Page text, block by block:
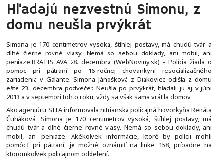
Hľadajú nezvestnú Simonu, z
domu neušla prvýkrát
Simona je 170 centimetrov vysoká, štíhlej postavy, má chudú tvár a
dlhé čierne rovné vlasy. Nemá so sebou doklady, ani mobil, ani
peniaze.BRATISLAVA 28. decembra (WebNoviny.sk) – Polícia žiada o
pomoc pri pátraní po 16-ročnej chovankyni resocializačného
zariadenia v Galante. Simona Jánošková z Diakoviec odišla z domu
ešte 23. decembra podvečer. Neušla po prvýkrát, hľadali ju aj v júni
2013 a v septembri tohto roku, vždy sa však sama vrátila domov.
Ako agentúru SITA informovala nitrianska policajná hovorkyňa Renáta
Čuháková, Simona je 170 centimetrov vysoká, štíhlej postavy, má
chudú tvár a dlhé čierne rovné vlasy. Nemá so sebou doklady, ani
mobil, ani peniaze. Akékoľvek informácie, ktoré by polícii mohli
pomôcť pri pátraní, je možné oznámiť na linke 158, prípadne na
ktoromkoľvek policajnom oddelení.